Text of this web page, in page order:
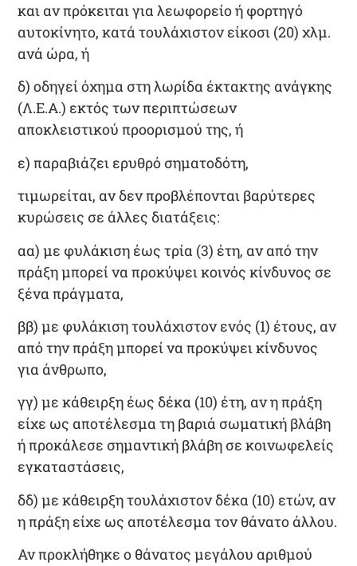
και αν πρόκειται για λεωφορείο ή φορτηγό
αυτοκίνητο, κατά τουλάχιστον είκοσι (20) χλμ.
ανά ώρα, ή
δ) οδηγεί όχημα στη λωρίδα έκτακτης ανάγκης
(Λ.Ε.Α.) εκτός των περιπτώσεων
αποκλειστικού προορισμού της, ή
ε)παραβιάζει ερυθρό σηματοδότη,
τιμωρείται, αν δεν προβλέπονται βαρύτερες
κυρώσεις σε άλλες διατάξεις:
αα) με φυλάκιση έως τρία (3) έτη, αν από την
πράξη μπορεί να προκύψει κοινός κίνδυνος σε
ξένα πράγματα,
ββ) με φυλάκιση τουλάχιστον ενός (1) έτους, αν
από την πράξη μπορεί να προκύψει κίνδυνος
για άνθρωπο,
γγ) μεκάθειρξη έως δέκα (10) έτη, αν η πράξη
είχε ως αποτέλεσμα τη βαριά σωματική βλάβη
ή προκάλεσε σημαντική βλάβη σε κοινωφελείς
εγκαταστάσεις,
δδ) μεκάθειρξη τουλάχιστον δέκα (10) ετών, αν
η πράξη είχε ως αποτέλεσμα τον θάνατο άλλου.
Αν προκλήθηκε ο θάνατος μεγάλου αριθμού